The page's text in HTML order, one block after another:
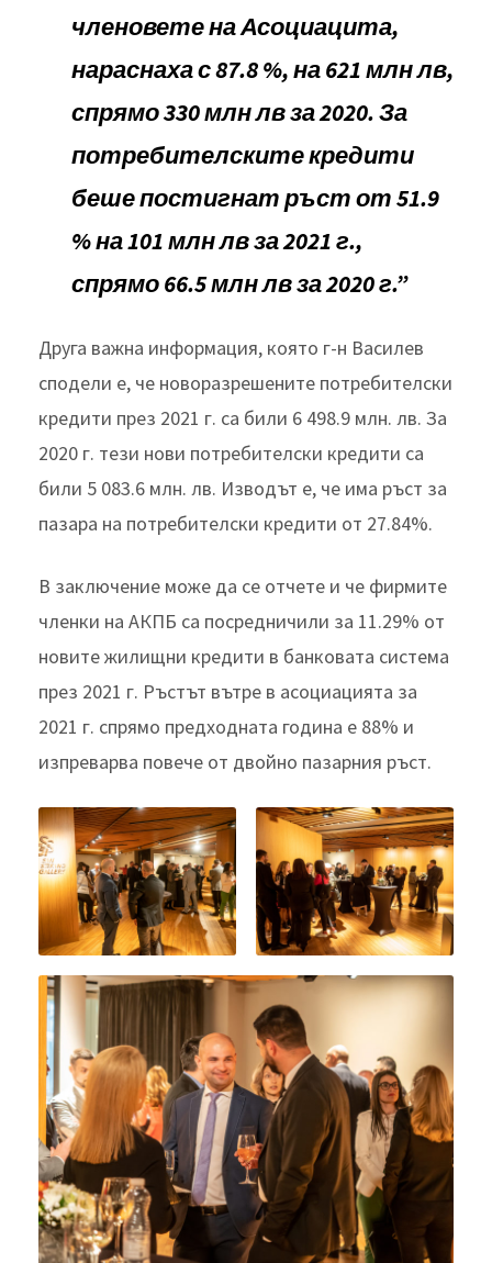
членовете на Асоциацита,
нараснаха с 87.8 %, на 621 млн лв,
спрямо 330 млн лв за 2020. За
потребителските кредити
беше постигнат ръст от 51.9
% на 101 млн лв за 2021 г.,
спрямо 66.5 млн лв за 2020 г.”
Друга важна информация, която г-н Василев
сподели е, че новоразрешените потребителски
кредити през 2021 г. са били 6 498.9 млн. лв. За
2020 г. тези нови потребителски кредити са
били 5 083.6 млн. лв. Изводът е, че има ръст за
пазара на потребителски кредити от 27.84%.
В заключение може да се отчете и че фирмите
членки на АКПБ са посредничили за 11.29% от
новите жилищни кредити в банковата система
през 2021 г. Ръстът вътре в асоциацията за
2021 г. спрямо предходната година е 88% и
изпреварва повече от двойно пазарния ръст.